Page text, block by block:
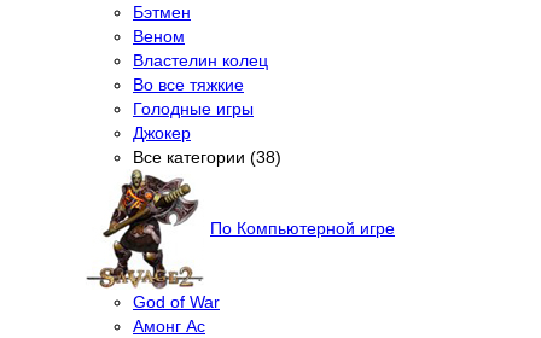
Бэтмен
Веном
Властелин колец
Во все тяжкие
Голодные игры
Джокер
Все категории (38)
По Компьютерной игре
God of War
Амонг Ас